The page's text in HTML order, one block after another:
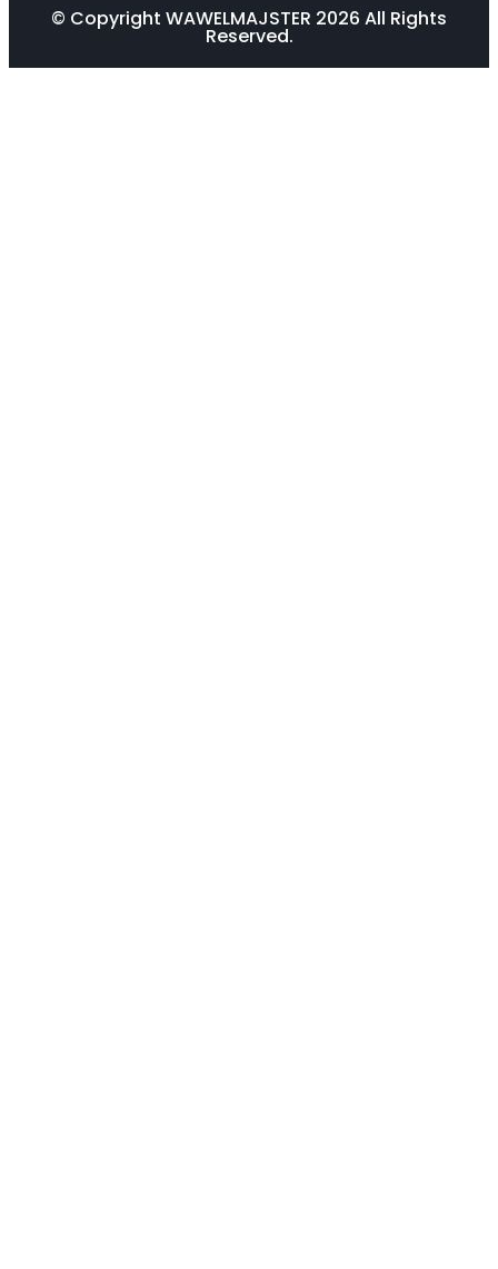
© Copyright WAWELMAJSTER 2026 All Rights
Reserved.